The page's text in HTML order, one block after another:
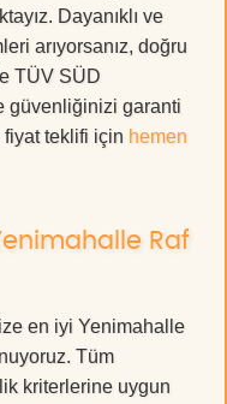
Dayanıklı ve
arıyorsanız, doğru
TÜV SÜD
güvenliğinizi garanti
fiyat teklifi için hemen
Raf
en iyi Yenimahalle
Tüm
kriterlerine uygun